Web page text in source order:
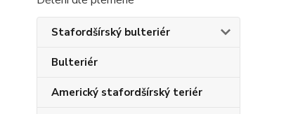
Stafordšírský bulteriér
Bulteriér
Americký stafordšírský teriér